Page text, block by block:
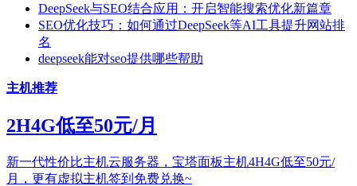
DeepSeek与SEO结合应用：开启智能搜索优化新篇章
SEO优化技巧：如何通过DeepSeek等AI工具提升网站排
名
deepseek能对seo提供哪些帮助
主机推荐
2H4G低至50元/月
新一代性价比主机云服务器，宝塔面板主机4H4G低至50元/
月，更有虚拟主机签到免费兑换~